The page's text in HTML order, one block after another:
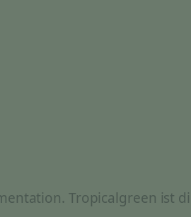
Tropicalgreen ist